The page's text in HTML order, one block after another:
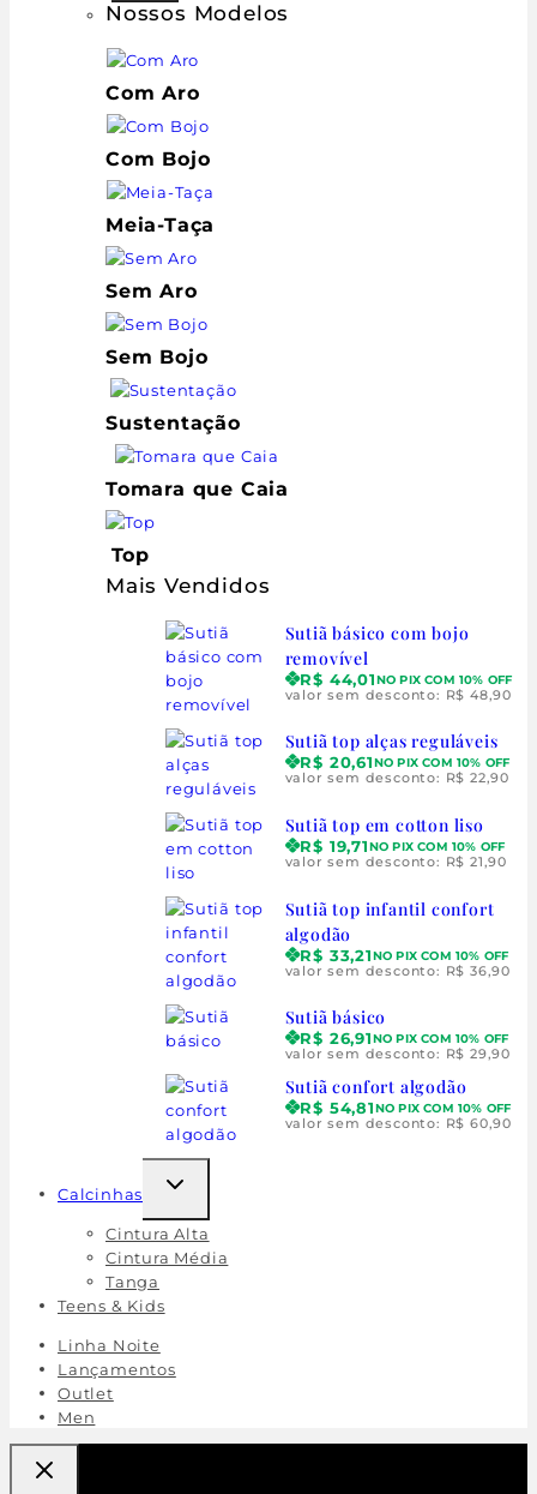
Nossos Modelos
Com Aro
Com Bojo
Meia-Taça
Sem Aro
Sem Bojo
Sustentação
Tomara que Caia
Top
Mais Vendidos
Sutiã básico com bojo
removível
R$ 44,01NO PIX COM 10% OFF
valor sem desconto: R$ 48,90
Sutiã top alças reguláveis
R$ 20,61NO PIX COM 10% OFF
valor sem desconto: R$ 22,90
Sutiã top em cotton liso
R$ 19,71NO PIX COM 10% OFF
valor sem desconto: R$ 21,90
Sutiã top infantil confort
algodão
R$ 33,21NO PIX COM 10% OFF
valor sem desconto: R$ 36,90
Sutiã básico
R$ 26,91NO PIX COM 10% OFF
valor sem desconto: R$ 29,90
Sutiã confort algodão
R$ 54,81NO PIX COM 10% OFF
valor sem desconto: R$ 60,90
Calcinhas
Cintura Alta
Cintura Média
Tanga
Teens & Kids
Linha Noite
Lançamentos
Outlet
Men